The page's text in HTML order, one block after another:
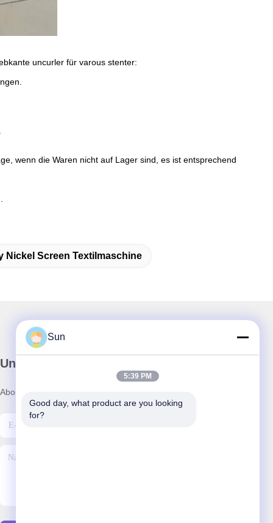
uncurler für varous stenter:
wenn die Waren nicht auf Lager sind, es ist entsprechend
Nickel Screen Textilmaschine
Unser Newsletter
Abonnieren Sie unseren Newsletter für Rabatte und mehr.
Sun
5:39 PM
Good day, what product are you looking
for?